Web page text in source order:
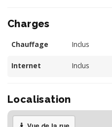
Charges
Chauffage Inclus
Internet Inclus
Localisation